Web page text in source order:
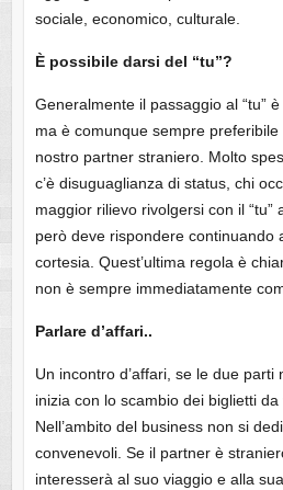
sociale, economico, culturale.
È possibile darsi del “tu”?
Generalmente il passaggio al “tu”
ma è comunque sempre preferibile
nostro partner straniero. Molto
c’è disuguaglianza di status, chi
maggior rilievo rivolgersi con il “tu”
però deve rispondere continuando
cortesia. Quest’ultima regola è
non è sempre immediatamente
Parlare d’affari..
Un incontro d’affari, se le due parti
inizia con lo scambio dei biglietti da
Nell’ambito del business non si
convenevoli. Se il partner è
interesserà al suo viaggio e alla